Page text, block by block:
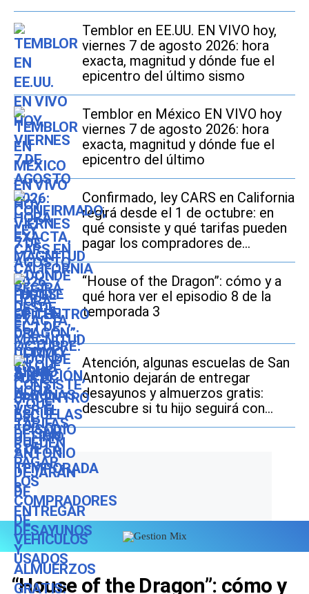
Temblor en EE.UU. EN VIVO hoy,
viernes 7 de agosto 2026: hora
exacta, magnitud y dónde fue el
epicentro del último sismo
Temblor en México EN VIVO hoy
viernes 7 de agosto 2026: hora
exacta, magnitud y dónde fue el
epicentro del último
Confirmado, ley CARS en California
regirá desde el 1 de octubre: en
qué consiste y qué tarifas pueden
pagar los compradores de
vehículos usados
“House of the Dragon”: cómo y a
qué hora ver el episodio 8 de la
temporada 3
Atención, algunas escuelas de San
Antonio dejarán de entregar
desayunos y almuerzos gratis:
descubre si tu hijo seguirá con
este beneficio durante el ciclo